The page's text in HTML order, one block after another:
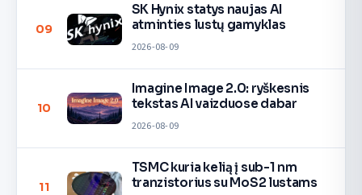
09
SK Hynix statys naujas AI
atminties lustų gamyklas
2026-08-09
10
Imagine Image 2.0: ryškesnis
tekstas AI vaizduose dabar
2026-08-09
11
TSMC kuria kelią į sub-1 nm
tranzistorius su MoS2 lustams